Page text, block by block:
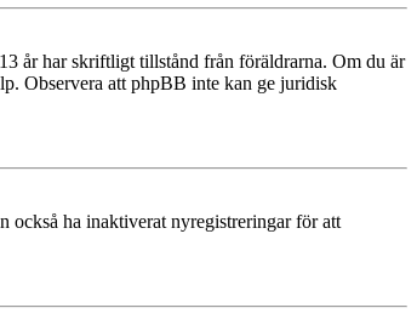
år har skriftligt tillstånd från föräldrarna. Om du är
Observera att phpBB inte kan ge juridisk
också ha inaktiverat nyregistreringar för att